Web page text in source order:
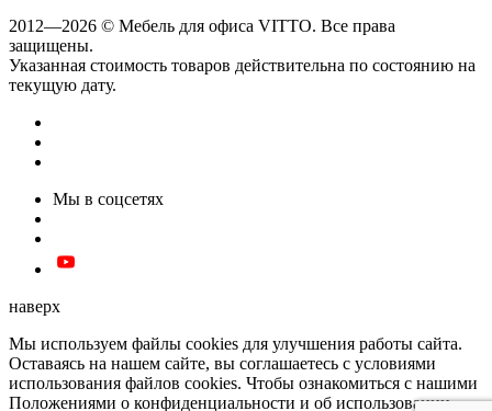
2012—2026 © Мебель для офиса VITTO. Все права
защищены.
Указанная стоимость товаров действительна по состоянию на
текущую дату.
Мы в соцсетях
наверх
Мы используем файлы cookies для улучшения работы сайта.
Оставаясь на нашем сайте, вы соглашаетесь с условиями
использования файлов cookies. Чтобы ознакомиться с нашими
Положениями о конфиденциальности и об использовании